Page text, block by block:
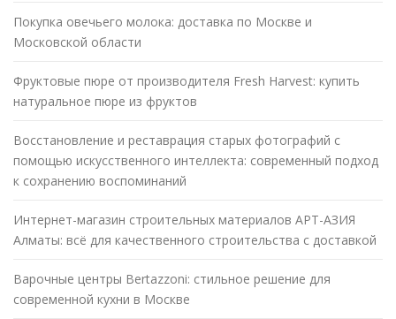
Покупка овечьего молока: доставка по Москве и
Московской области
Фруктовые пюре от производителя Fresh Harvest: купить
натуральное пюре из фруктов
Восстановление и реставрация старых фотографий с
помощью искусственного интеллекта: современный подход
к сохранению воспоминаний
Интернет-магазин строительных материалов АРТ-АЗИЯ
Алматы: всё для качественного строительства с доставкой
Варочные центры Bertazzoni: стильное решение для
современной кухни в Москве